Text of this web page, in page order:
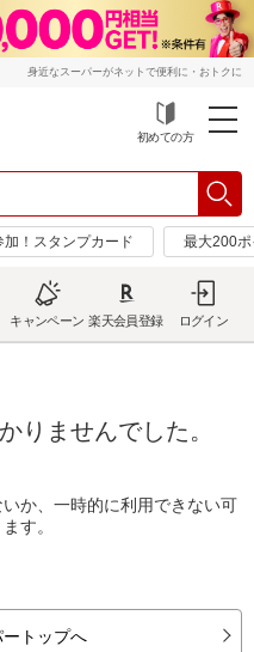
身近なスーパーがネットで便利に・おトクに
初めての方
加！スタンプカード 最大200
キャンペーン 楽天会員登録 ログイン
りませんでした。
か、一時的に利用できない可
す。
トップへ